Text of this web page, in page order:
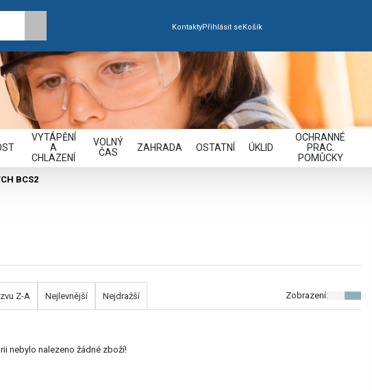
KontaktyPřihlásit se Košík
VYTÁPĚNÍ
A
CHLAZENÍ
VOLNÝ
ČAS
ZAHRADA OSTATNÍ ÚKLID
OCHRANNÉ
PRAC.
POMŮCKY
BCS2
Z-A Nejlevnější Nejdražší Zobrazení:
nebylo nalezeno žádné zboží!